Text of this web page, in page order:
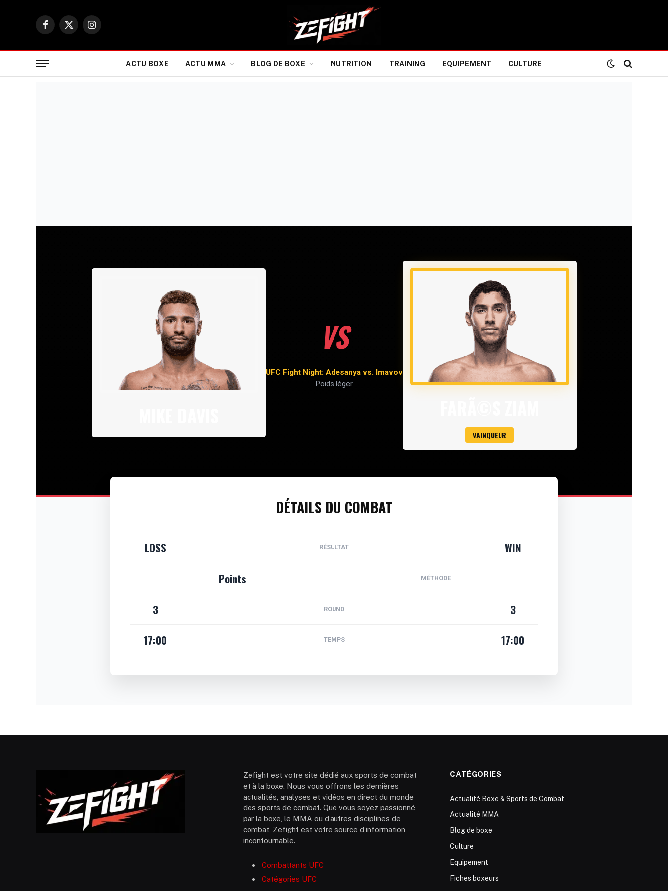
Facebook
X
Instagram
ACTU BOXE ACTU MMA BLOG DE BOXE NUTRITION TRAINING EQUIPEMENT CULTURE
VS
UFC Fight Night: Adesanya vs. Imavov
Poids léger
VAINQUEUR
DÉTAILS DU COMBAT
LOSS RÉSULTAT
WIN
Points
MÉTHODE
3 ROUND
3
17:00
TEMPS 17:00
Zefight est votre site dédié aux sports de combat
et à la boxe. Nous vous offrons les dernières
actualités, analyses et vidéos en direct du monde
des sports de combat. Que vous soyez passionné
par la boxe, le MMA ou d’autres disciplines de
combat, Zefight est votre source d’information
incontournable.
Combattants UFC
Catégories UFC
CATÉGORIES
Actualité Boxe & Sports de Combat
Actualité MMA
Blog de boxe
Culture
Equipement
Fiches boxeurs